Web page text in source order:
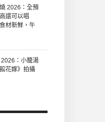
2026：全預
還可以唱
材新鮮，午
2026：小籠湯
花嫁》拍攝